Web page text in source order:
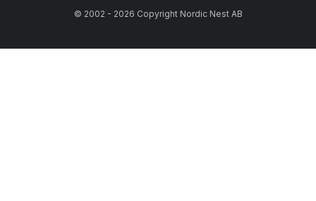
© 2002 - 2026 Copyright Nordic Nest AB